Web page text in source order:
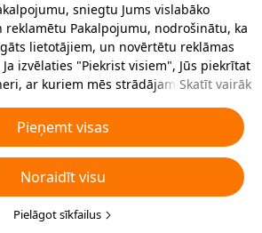
sniegtu Jums vislabāko
Pakalpojumu, nodrošinātu, ka
lietotājiem, un novērtētu reklāmas
izvēlaties "Piekrist visiem", Jūs piekrītat
ar kuriem mēs strādājam,
varat arī noraidīt visus nebūtiskos
kāda veida sīkfailus vēlaties pieņemt vai
uz "Pielāgot sīkfailus" zemāk vai jebkurā
Sīkākai informācijai skatiet mūsu
politiku.
Skatīt vairāk
Pieņemt visas
Noraidīt visu
Pielāgot sīkfailus